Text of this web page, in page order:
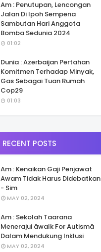
Am : Penutupan, Lencongan
Jalan Di Ipoh Sempena
Sambutan Hari Anggota
Bomba Sedunia 2024
01:02
Dunia : Azerbaijan Pertahan
Komitmen Terhadap Minyak,
Gas Sebagai Tuan Rumah
Cop29
01:03
RECENT POSTS
Am : Kenaikan Gaji Penjawat
Awam Tidak Harus Didebatkan
- Sim
MAY 02, 2024
Am : Sekolah Taarana
Menerajui âwalk For Autismâ
Dalam Mendukung Inklusi
MAY 02, 2024